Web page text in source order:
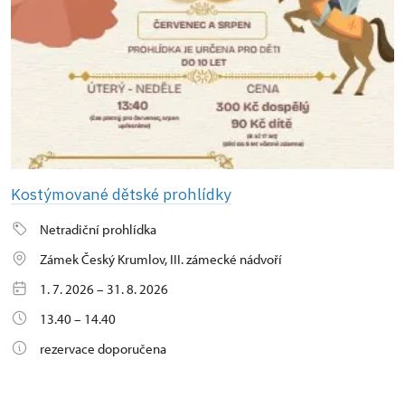
Kostýmované dětské prohlídky
Netradiční prohlídka
Zámek Český Krumlov, III. zámecké nádvoří
1. 7. 2026 – 31. 8. 2026
13.40 – 14.40
rezervace doporučena